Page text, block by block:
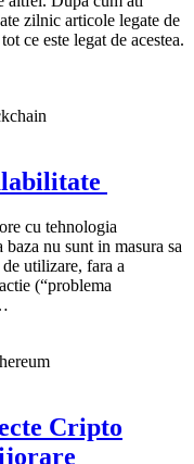
zilnic articole legate de
ce este legat de acestea.
cu tehnologia
nu sunt in masura sa
utilizare, fara a
(“problema
Cripto